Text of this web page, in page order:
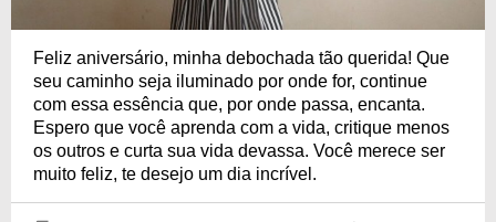
Feliz aniversário, minha debochada tão querida! Que
seu caminho seja iluminado por onde for, continue
com essa essência que, por onde passa, encanta.
Espero que você aprenda com a vida, critique menos
os outros e curta sua vida devassa. Você merece ser
muito feliz, te desejo um dia incrível.